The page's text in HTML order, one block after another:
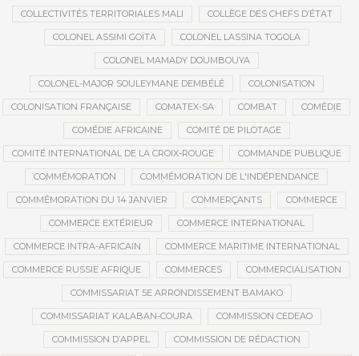
COLLECTIVITÉS TERRITORIALES MALI COLLÈGE DES CHEFS D’ÉTAT
COLONEL ASSIMI GOÏTA COLONEL LASSINA TOGOLA
COLONEL MAMADY DOUMBOUYA
COLONEL-MAJOR SOULEYMANE DEMBÉLÉ COLONISATION
COLONISATION FRANÇAISE COMATEX-SA COMBAT COMÉDIE
COMÉDIE AFRICAINE COMITÉ DE PILOTAGE
COMITÉ INTERNATIONAL DE LA CROIX-ROUGE COMMANDE PUBLIQUE
COMMÉMORATION COMMÉMORATION DE L'INDÉPENDANCE
COMMÉMORATION DU 14 JANVIER COMMERÇANTS COMMERCE
COMMERCE EXTÉRIEUR COMMERCE INTERNATIONAL
COMMERCE INTRA-AFRICAIN COMMERCE MARITIME INTERNATIONAL
COMMERCE RUSSIE AFRIQUE COMMERCES COMMERCIALISATION
COMMISSARIAT 5E ARRONDISSEMENT BAMAKO
COMMISSARIAT KALABAN-COURA COMMISSION CEDEAO
COMMISSION D’APPEL COMMISSION DE RÉDACTION